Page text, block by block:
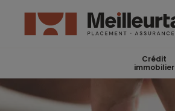
Crédit
immobilier